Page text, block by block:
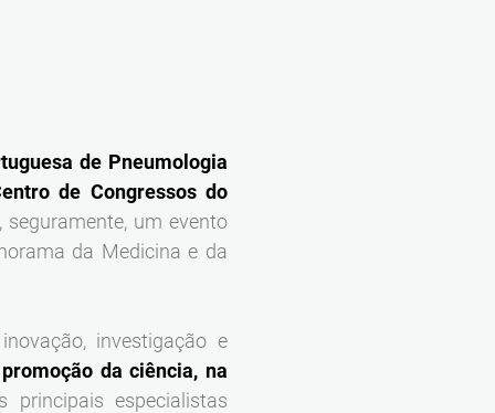
de Pneumologia
de Congressos do
seguramente, um evento
da Medicina e da
investigação e
promoção da ciência, na
principais especialistas